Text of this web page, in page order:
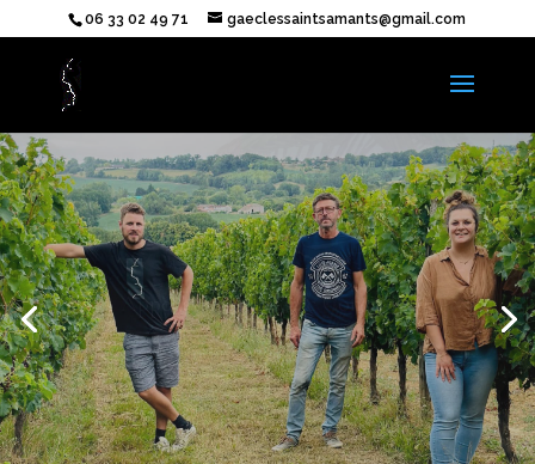
06 33 02 49 71 gaeclessaintsamants@gmail.com
CHÂTEAU LES SAINTS AMANTS
Vin bio
Appellation Bergerac Controlée